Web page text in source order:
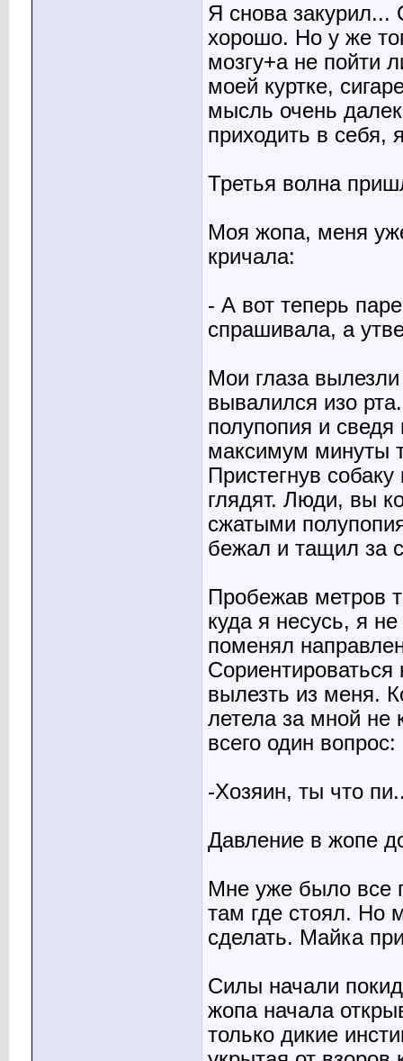
Я снова
хорошо. Но у же
мозгу+а не пойти
моей куртке,
мысль очень
приходить в
Третья волна
Моя жопа, меня
кричала:
- А вот теперь
спрашивала, а
Мои глаза
вывалился изо
полупопия и
максимум минуты
Пристегнув
глядят. Люди, вы
сжатыми
бежал и тащил за
Пробежав метров
куда я несусь, я
поменял
вылезть из меня.
летела за мной не
всего один вопрос:
-Хозяин, ты что
Давление в жопе
Мне уже было все
там где стоял. Но
сделать. Майка
Силы начали
жопа начала
только дикие